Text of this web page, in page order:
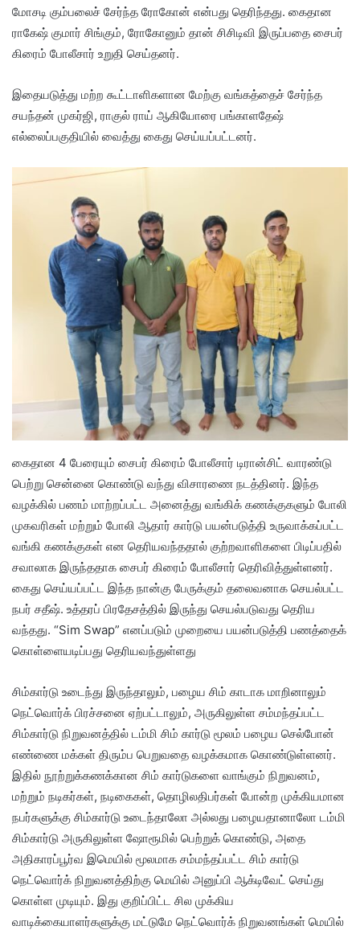
மோசடி கும்பலைச் சேர்ந்த ரோகோன் என்பது தெரிந்தது. கைதான
ராகேஷ் குமார் சிங்கும், ரோகோனும் தான் சிசிடிவி இருப்பதை சைபர்
கிரைம் போலீசார் உறுதி செய்தனர்.
இதையடுத்து மற்ற கூட்டாளிகளான மேற்கு வங்கத்தைச் சேர்ந்த
சயந்தன் முகர்ஜி, ராகுல் ராய் ஆகியோரை பங்காளதேஷ்
எல்லைப்பகுதியில் வைத்து கைது செய்யப்பட்டனர்.
கைதான 4 பேரையும் சைபர் கிரைம் போலீசார் டிரான்சிட் வாரண்டு
பெற்று சென்னை கொண்டு வந்து விசாரணை நடத்தினர். இந்த
வழக்கில் பணம் மாற்றப்பட்ட அனைத்து வங்கிக் கணக்குகளும் போலி
முகவரிகள் மற்றும் போலி ஆதார் கார்டு பயன்படுத்தி உருவாக்கப்பட்ட
வங்கி கணக்குகள் என தெரியவந்ததால் குற்றவாளிகளை பிடிப்பதில்
சவாலாக இருந்ததாக சைபர் கிரைம் போலீசார் தெரிவித்துள்ளனர்.
கைது செய்யப்பட்ட இந்த நான்கு பேருக்கும் தலைவனாக செயல்பட்ட
நபர் சதீஷ். உத்தரப் பிரதேசத்தில் இருந்து செயல்படுவது தெரிய
வந்தது. “Sim Swap” எனப்படும் முறையை பயன்படுத்தி பணத்தைக்
கொள்ளையடிப்பது தெரியவந்துள்ளது
சிம்கார்டு உடைந்து இருந்தாலும், பழைய சிம் காடாக மாறினாலும்
நெட்வொர்க் பிரச்சனை ஏற்பட்டாலும், அருகிலுள்ள சம்மந்தப்பட்ட
சிம்கார்டு நிறுவனத்தில் டம்மி சிம் கார்டு மூலம் பழைய செல்போன்
எண்ணை மக்கள் திரும்ப பெறுவதை வழக்கமாக கொண்டுள்ளனர்.
இதில் நூற்றுக்கணக்கான சிம் கார்டுகளை வாங்கும் நிறுவனம்,
மற்றும் நடிகர்கள், நடிகைகள், தொழிலதிபர்கள் போன்ற முக்கியமான
நபர்களுக்கு சிம்கார்டு உடைந்தாலோ அல்லது பழையதானாலோ டம்மி
சிம்கார்டு அருகிலுள்ள ஷோரூமில் பெற்றுக் கொண்டு, அதை
அதிகாரப்பூர்வ இமெயில் மூலமாக சம்மந்தப்பட்ட சிம் கார்டு
நெட்வொர்க் நிறுவனத்திற்கு மெயில் அனுப்பி ஆக்டிவேட் செய்து
கொள்ள முடியும். இது குறிப்பிட்ட சில முக்கிய
வாடிக்கையாளர்களுக்கு மட்டுமே நெட்வொர்க் நிறுவனங்கள் மெயில்